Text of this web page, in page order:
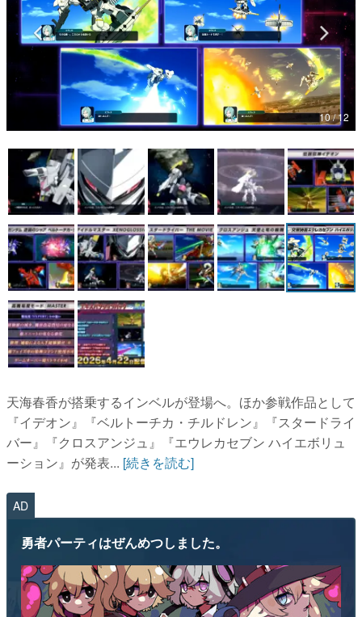
アプリレビュー
その他
電ファミニコゲーマーとは？
運営：株式会社マレ
10 / 12
天海春香が搭乗するインベルが登場へ。ほか参戦作品として
『イデオン』『ベルトーチカ・チルドレン』『スタードライ
バー』『クロスアンジュ』『エウレカセブン ハイエボリュ
ーション』が発表... [続きを読む]
AD
勇者パーティはぜんめつしました。